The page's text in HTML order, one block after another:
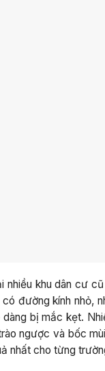
khu dân cư
đường kính nhỏ,
bị mắc kẹt.
ngược và bốc
nhất cho từng